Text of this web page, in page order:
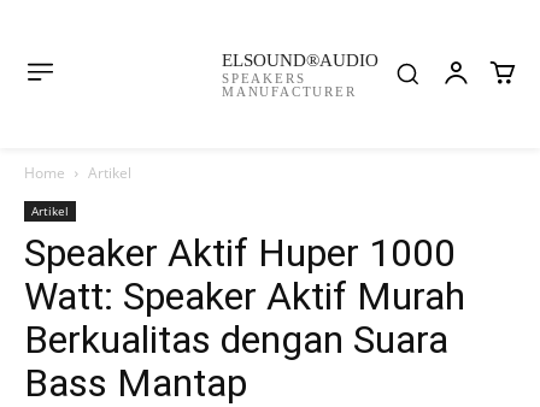
ELSOUND®AUDIO
SPEAKERS
MANUFACTURER
Home Artikel
Artikel
Speaker Aktif Huper 1000
Watt: Speaker Aktif Murah
Berkualitas dengan Suara
Bass Mantap